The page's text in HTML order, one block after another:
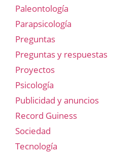
Paleontología
Parapsicología
Preguntas
Preguntas y respuestas
Proyectos
Psicología
Publicidad y anuncios
Record Guiness
Sociedad
Tecnología